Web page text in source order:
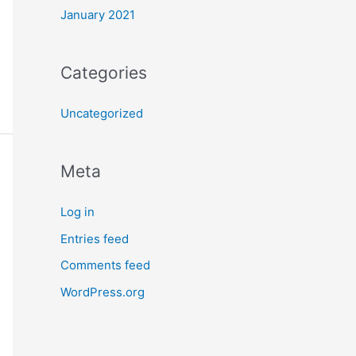
January 2021
Categories
Uncategorized
Meta
Log in
Entries feed
Comments feed
WordPress.org